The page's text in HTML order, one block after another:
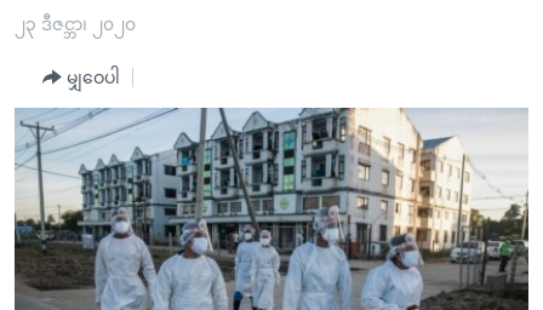
ပင်မ
ကျော်
ကြည့်
ပင်မ
ညွန်း
အစ္စရေး-ပါလက်စတိုင်း
အင်္ဂလိပ်စာလေ့လာမယ်
အမေရိကန်သုံးအီဒီယံ
မကြေးမုံရဲ့ အင်္ဂလိပ်စာ
ရုပ်ရှင်ထဲက အင်္ဂလိပ်စာ
သုတပဒေသာ အင်္ဂလိပ်စာ
အပတ်စဉ်ကဏ္ဍများ
ရေဒီယို
တီဗွီ
ရေဒီယိုနှင့်ရုပ်သံ အချက်အလက်များ
ရေဒီယို/တီဗွီအစီအစဉ်
Learning English
၂၃ ဒီဇင္ဘာ၊ ၂၀၂၀
မျှဝေပါ